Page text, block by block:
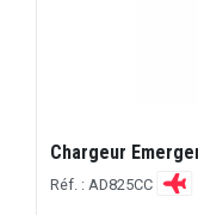
Chargeur
Réf. : AD825CC